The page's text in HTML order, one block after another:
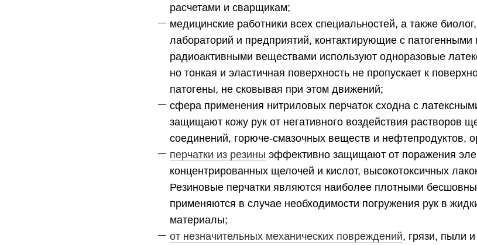
расчетами и сварщикам;
медицинские работники всех специальностей, а также
лабораторий и предприятий, контактирующие с
радиоактивными веществами используют одноразовые
но тонкая и эластичная поверхность не пропускает к
патогены, не сковывая при этом движений;
сфера применения нитриловых перчаток сходна с
защищают кожу рук от негативного воздействия растворов
соединений, горюче-смазочных веществ и нефтепродуктов,
перчатки из резины эффективно защищают от поражения
концентрированных щелочей и кислот, высокотоксичных
Резиновые перчатки являются наиболее плотными
применяются в случае необходимости погружения рук в
материалы;
от незначительных механических повреждений, грязи, пыли